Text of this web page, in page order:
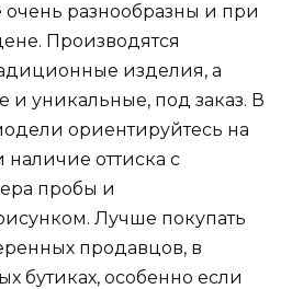
разнообразны и при
Производятся
изделия, а
и уникальные, под заказ. В
ориентируйтесь на
оттиска с
пробы и
Лучше покупать
продавцов, в
бутиках, особенно если